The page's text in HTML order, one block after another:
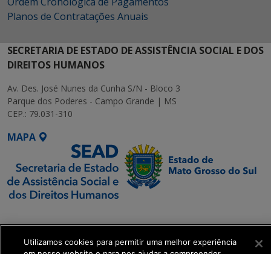
Planos de Contratações Anuais
SECRETARIA DE ESTADO DE ASSISTÊNCIA SOCIAL E DOS
DIREITOS HUMANOS
Av. Des. José Nunes da Cunha S/N - Bloco 3
Parque dos Poderes - Campo Grande | MS
CEP.: 79.031-310
MAPA
Executiva de
Transformação Digital
Utilizamos cookies para permitir uma melhor experiência